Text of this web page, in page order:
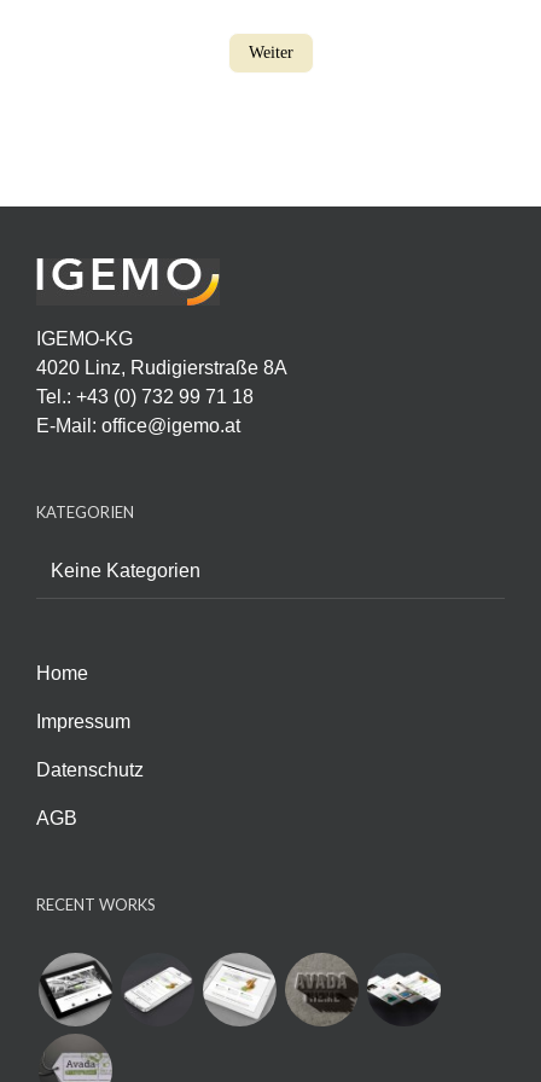
Weiter
IGEMO-KG
4020 Linz, Rudigierstraße 8A
Tel.: +43 (0) 732 99 71 18
E-Mail: office@igemo.at
KATEGORIEN
Keine Kategorien
Home
Impressum
Datenschutz
AGB
RECENT WORKS